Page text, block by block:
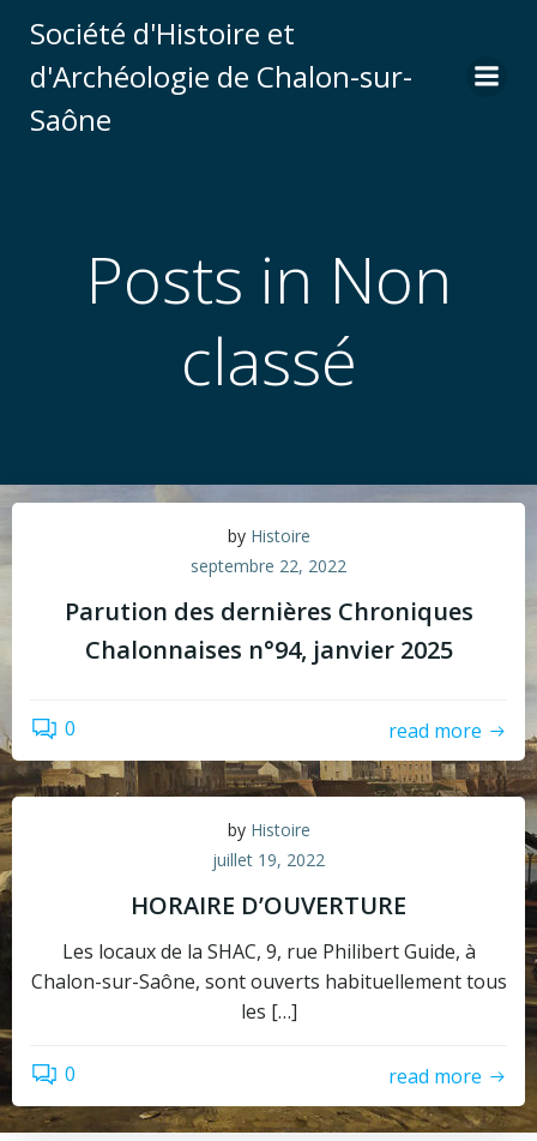
au
contenu
Société d'Histoire et
d'Archéologie de Chalon-sur-
Saône
Posts in Non
classé
by Histoire
septembre 22, 2022
Parution des dernières Chroniques
Chalonnaises n°94, janvier 2025
0 read more
by Histoire
juillet 19, 2022
HORAIRE D’OUVERTURE
Les locaux de la SHAC, 9, rue Philibert Guide, à
Chalon-sur-Saône, sont ouverts habituellement tous
les […]
0 read more